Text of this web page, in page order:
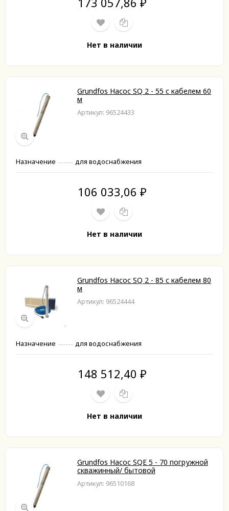
₽
Нет в наличии
Grundfos Насос SQ 2 - 55 с кабелем 60
м
Артикул: 96524433
Назначение для водоснабжения
106 033,06 ₽
Нет в наличии
Grundfos Насос SQ 2 - 85 с кабелем 80
м
Артикул: 96524444
Назначение для водоснабжения
148 512,40 ₽
Нет в наличии
Grundfos Насос SQЕ 5 - 70 погружной
скважинный/ бытовой
Артикул: 96510168